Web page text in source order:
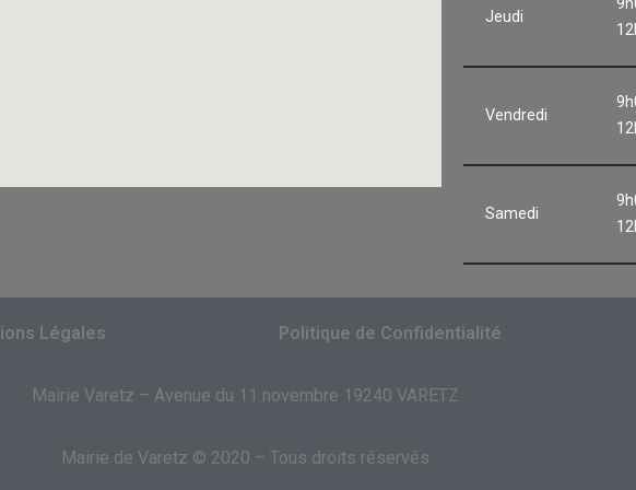
Jeudi
Vendredi
Samedi
Légales Politique de Confidentialité
Mairie Varetz – Avenue du 11 novembre 19240 VARETZ
Mairie de Varetz © 2020 – Tous droits réservés